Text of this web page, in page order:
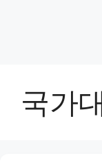
국가